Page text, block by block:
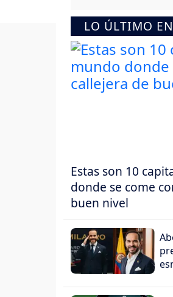
LO ÚLTIMO
Estas son 10
donde se come
buen nivel